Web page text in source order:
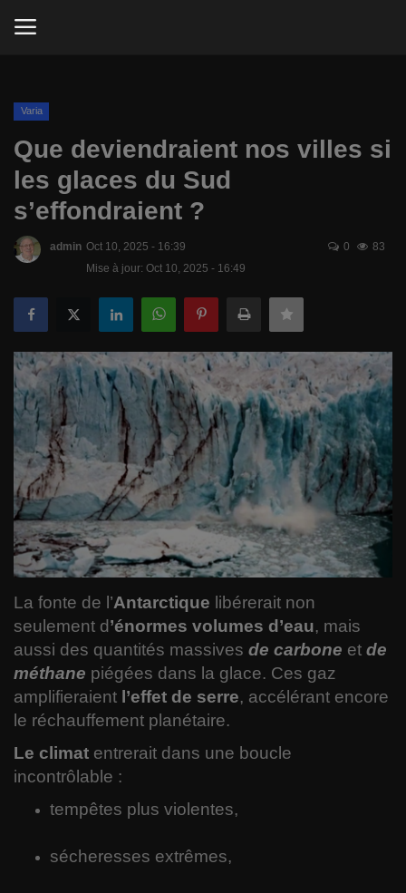
Comment garder la forme chez VOUS?
Apprendre une langue avant de partir
But du site
Jeux
Le RIAQ
Comment garder votre forme ?
Informatique
Spiritualité
Politique
Varia
Actualité
Santé
Varia
Que deviendraient nos villes si
les glaces du Sud
s’effondraient ?
admin Oct 10, 2025 - 16:39
Mise à jour: Oct 10, 2025 - 16:49
0 83
La fonte de l’Antarctique libérerait non
seulement d’énormes volumes d’eau, mais
aussi des quantités massives de carbone et de
méthane piégées dans la glace. Ces gaz
amplifieraient l’effet de serre, accélérant encore
le réchauffement planétaire.
Le climat entrerait dans une boucle
incontrôlable :
tempêtes plus violentes,
sécheresses extrêmes,